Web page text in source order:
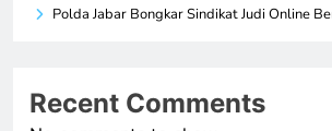
Polda Jabar Bongkar Sindikat Judi Online
Recent Comments